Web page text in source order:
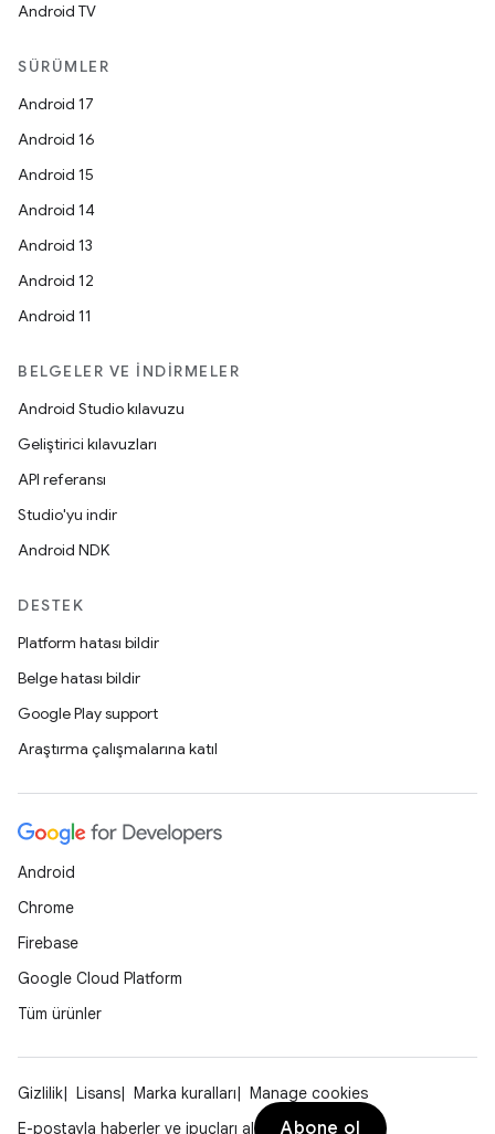
Android TV
SÜRÜMLER
Android 17
Android 16
Android 15
Android 14
Android 13
Android 12
Android 11
BELGELER VE İNDIRMELER
Android Studio kılavuzu
Geliştirici kılavuzları
API referansı
Studio'yu indir
Android NDK
DESTEK
Platform hatası bildir
Belge hatası bildir
Google Play support
Araştırma çalışmalarına katıl
Android
Chrome
Firebase
Google Cloud Platform
Tüm ürünler
Gizlilik Lisans Marka kuralları
Manage cookies
E-postayla haberler ve ipuçları al
Abone ol